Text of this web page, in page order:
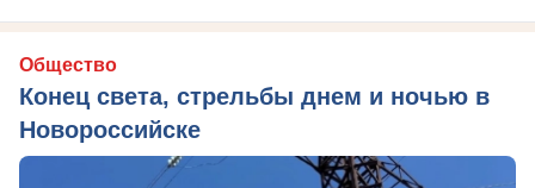
Общество
Конец света, стрельбы днем и ночью в
Новороссийске